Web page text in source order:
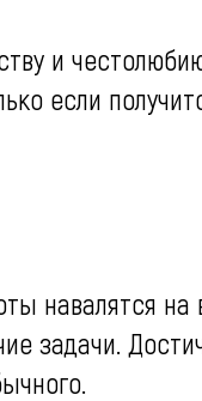
и
если
навалятся
задачи.